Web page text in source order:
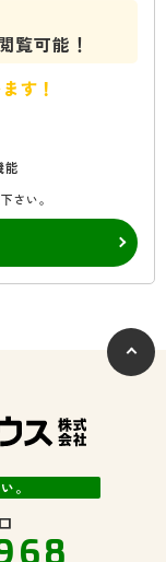
覧可能！
す！
能
さい。
。